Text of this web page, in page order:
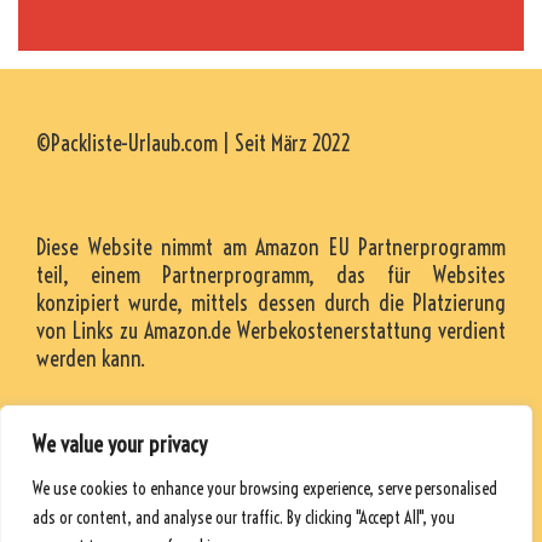
We value your privacy
We use cookies to enhance your browsing experience, serve personalised
ads or content, and analyse our traffic. By clicking "Accept All", you
©Packliste-Urlaub.com | Seit März 2022
Diese Website nimmt am Amazon EU Partnerprogramm
teil, einem Partnerprogramm, das für Websites
konzipiert wurde, mittels dessen durch die Platzierung
von Links zu Amazon.de Werbekostenerstattung verdient
werden kann.
RESSOURCEN
DATENSCHUTZRICHTLINIE